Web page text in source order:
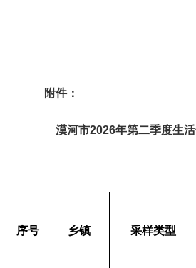
附件：
漠河市2026年第二季度生
序号 乡镇 采样类型